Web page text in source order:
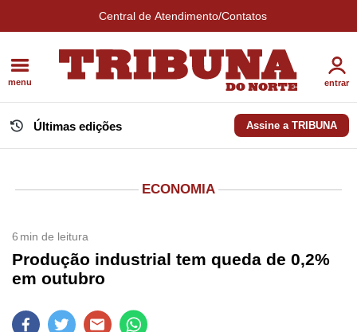
Central de Atendimento/Contatos
menu entrar
Últimas edições Assine a TRIBUNA
ECONOMIA
6 min de leitura
Produção industrial tem queda de 0,2%
em outubro